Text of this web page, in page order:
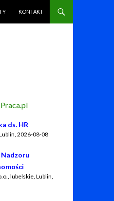
KONTAKT
Praca.pl
ds. HR
, 2026-08-08
, lubelskie, Lublin,